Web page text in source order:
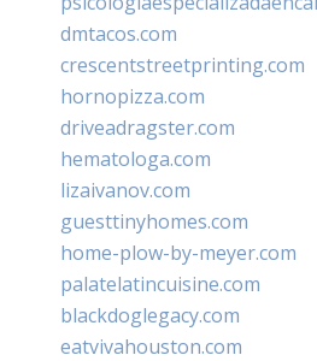
dmtacos.com
crescentstreetprinting.com
hornopizza.com
driveadragster.com
hematologa.com
lizaivanov.com
guesttinyhomes.com
home-plow-by-meyer.com
palatelatincuisine.com
blackdoglegacy.com
eatvivahouston.com